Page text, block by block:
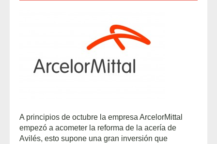
A principios de octubre la empresa ArcelorMittal
empezó a acometer la reforma de la acería de
Avilés, esto supone una gran inversión que